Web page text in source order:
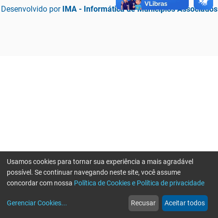
Desenvolvido por IMA - Informática de Municípios Associados
web
Notícias
more_horiz
Mais
Usamos cookies para tornar sua experiência a mais agradável
possível. Se continuar navegando neste site, você assume
concordar com nossa Política de Cookies e Política de privacidade
Gerenciar Cookies... Recusar Aceitar todos
Erro ao enviar informações, por favor tente novamente